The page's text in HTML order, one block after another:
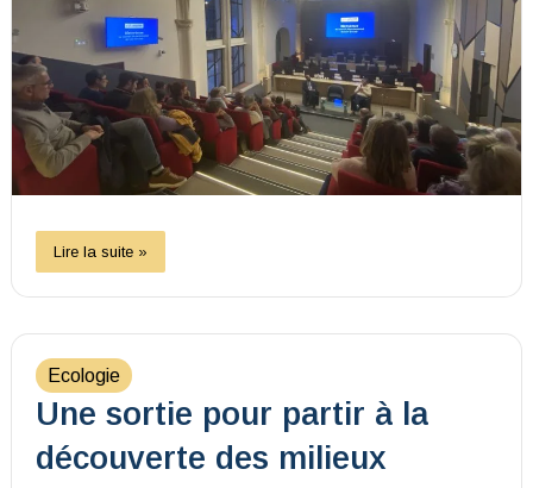
Lire la suite »
Ecologie
Une sortie pour partir à la
découverte des milieux